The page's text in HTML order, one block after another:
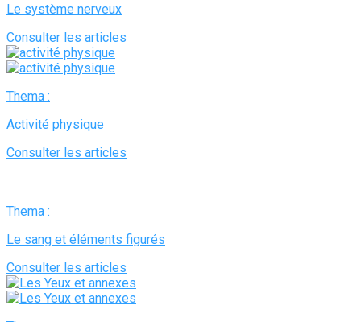
Le système nerveux
Consulter les articles
Thema :
Activité physique
Consulter les articles
Thema :
Le sang et éléments figurés
Consulter les articles